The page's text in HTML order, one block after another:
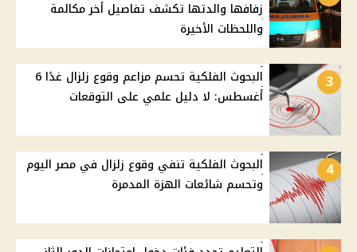
زفافها والدتها تكشف تفاصيل أخر مكالمة
واللحظات الأخيرة
3
البحوث الفلكية تحسم مزاعم وقوع زلزال غدًا 6
أغسطس: لا دليل علمي على التوقعات
4
البحوث الفلكية تنفي وقوع زلزال في مصر اليوم
وتحسم شائعات الهزة المدمرة